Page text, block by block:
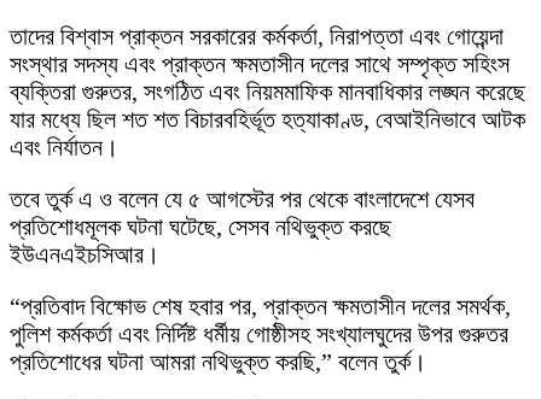
তাদের বিশ্বাস প্রাক্তন সরকারের কর্মকর্তা, নিরাপত্তা এবং গোয়েন্দা
সংস্থার সদস্য এবং প্রাক্তন ক্ষমতাসীন দলের সাথে সম্পৃক্ত সহিংস
ব্যক্তিরা গুরুতর, সংগঠিত এবং নিয়মমাফিক মানবাধিকার লঙ্ঘন করেছে
যার মধ্যে ছিল শত শত বিচারবহির্ভূত হত্যাকাণ্ড, বেআইনিভাবে আটক
এবং নির্যাতন।
তবে তুর্ক এ ও বলেন যে ৫ আগস্টের পর থেকে বাংলাদেশে যেসব
প্রতিশোধমূলক ঘটনা ঘটেছে, সেসব নথিভুক্ত করছে
ইউএনএইচসিআর।
“প্রতিবাদ বিক্ষোভ শেষ হবার পর, প্রাক্তন ক্ষমতাসীন দলের সমর্থক,
পুলিশ কর্মকর্তা এবং নির্দিষ্ট ধর্মীয় গোষ্ঠীসহ সংখ্যালঘুদের উপর গুরুতর
প্রতিশোধের ঘটনা আমরা নথিভুক্ত করছি,” বলেন তুর্ক।